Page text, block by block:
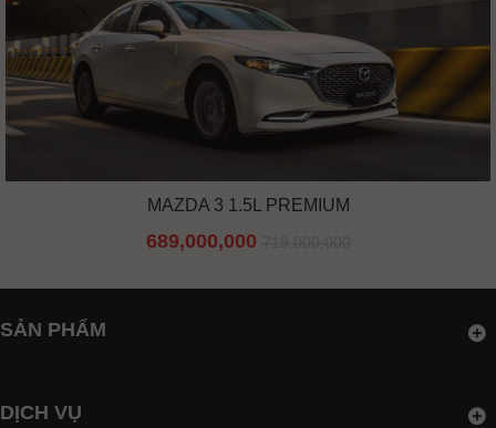
MAZDA 3 1.5L PREMIUM
689,000,000
SẢN PHẨM
DỊCH VỤ